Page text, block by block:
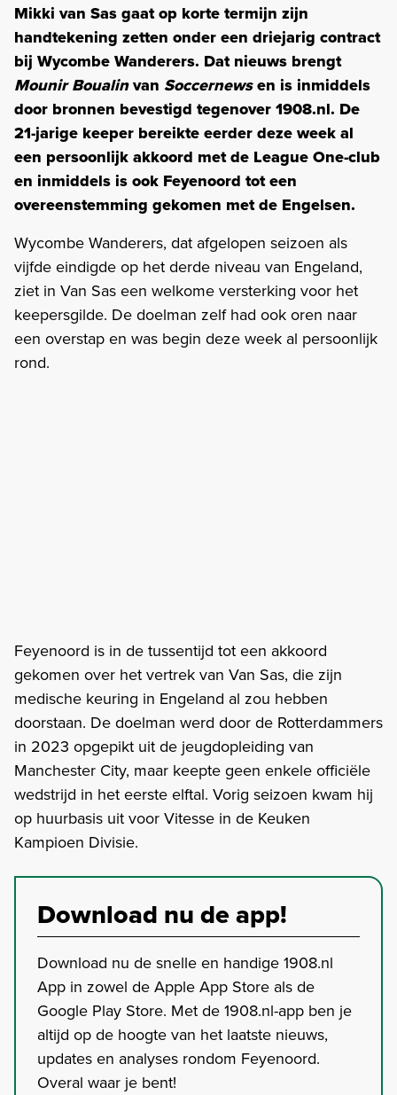
Mikki van Sas gaat op korte termijn zijn
handtekening zetten onder een driejarig contract
bij Wycombe Wanderers. Dat nieuws brengt
Mounir Boualinvan Soccernewsen is inmiddels
door bronnen bevestigd tegenover 1908.nl. De
21-jarige keeper bereikte eerder deze week al
een persoonlijk akkoord met de League One-club
en inmiddels is ook Feyenoord tot een
overeenstemming gekomen met de Engelsen.
Wycombe Wanderers, dat afgelopen seizoen als
vijfde eindigde op het derde niveau van Engeland,
ziet in Van Sas een welkome versterking voor het
keepersgilde. De doelman zelf had ook oren naar
een overstap en was begin deze week al persoonlijk
rond.
Feyenoord is in de tussentijd tot een akkoord
gekomen over het vertrek van Van Sas, die zijn
medische keuring in Engeland al zou hebben
doorstaan. De doelman werd door de Rotterdammers
in 2023 opgepikt uit de jeugdopleiding van
Manchester City, maar keepte geen enkele officiële
wedstrijd in het eerste elftal. Vorig seizoen kwam hij
op huurbasis uit voor Vitesse in de Keuken
Kampioen Divisie.
Download nu de app!
Download nu de snelle en handige 1908.nl
App in zowel de Apple App Store als de
Google Play Store. Met de 1908.nl-app ben je
altijd op de hoogte van het laatste nieuws,
updates en analyses rondom Feyenoord.
Overal waar je bent!